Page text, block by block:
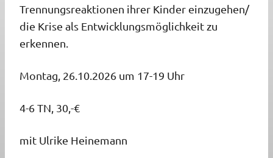
Trennungsreaktionen ihrer Kinder einzugehen/
die Krise als Entwicklungsmöglichkeit zu
erkennen.
Montag, 26.10.2026 um 17-19 Uhr
4-6 TN, 30,-€
mit Ulrike Heinemann